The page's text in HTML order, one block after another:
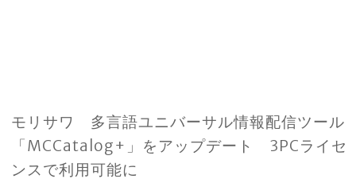
モリサワ 多言語ユニバーサル情報配信ツール
「MCCatalog+」をアップデート 3PCライセ
ンスで利用可能に